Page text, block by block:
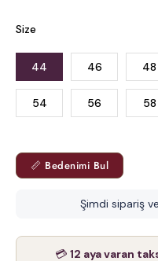
Size
44 46 48
54 56 58
📏 Bedenimi Bul
Şimdi sipariş
💳 12 aya varan